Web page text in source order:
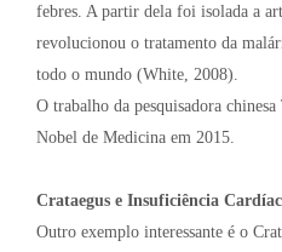
febres. A partir dela foi isolada a
revolucionou o tratamento da
todo o mundo (White, 2008).
O trabalho da pesquisadora
Nobel de Medicina em 2015.
Crataegus e Insuficiência
Outro exemplo interessante é o